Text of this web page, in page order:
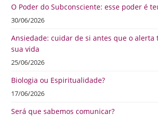
O Poder do Subconsciente: esse poder é
30/06/2026
Ansiedade: cuidar de si antes que o alerta
sua vida
25/06/2026
Biologia ou Espiritualidade?
17/06/2026
Será que sabemos comunicar?